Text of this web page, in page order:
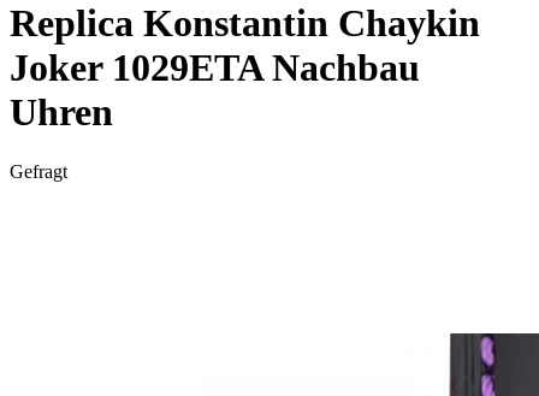
Replica Konstantin Chaykin
Joker 1029ETA Nachbau
Uhren
Gefragt